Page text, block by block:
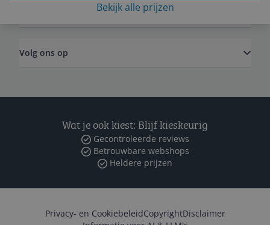
Bekijk alle prijzen
Volg ons op
Wat je ook kiest: Blijf kieskeurig
Gecontroleerde reviews
Betrouwbare webshops
Heldere prijzen
Privacy- en CookiebeleidCopyrightDisclaimer